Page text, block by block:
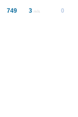
749 3 m/s 0